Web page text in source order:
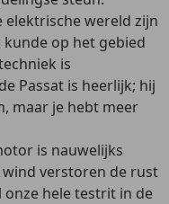
wereld zijn
op het gebied
is
Passat is heerlijk; hij
maar je hebt meer
is nauwelijks
verstoren de rust
hele testrit in de